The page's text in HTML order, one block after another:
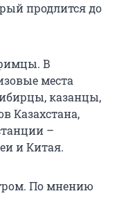
продлится до
В
места
казанцы,
Казахстана,
–
и Китая.
По мнению